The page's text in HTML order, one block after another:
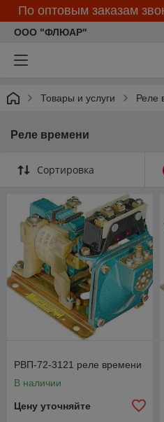
По оптовым заказам
ООО "ФЛЮАР"
Товары и услуги Реле
Реле времени
Сортировка
РВП-72-3121 реле времени
В наличии
Цену уточняйте